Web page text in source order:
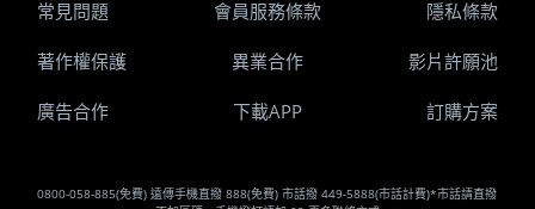
0800-058-885(免費) 遠傳手機直撥 888(免費) 市話撥 449-5888(市話計費)*市話請直撥
常見問題 會員服務條款 隱私條款
著作權保護 異業合作 影片許願池
廣告合作 下載APP 訂購方案